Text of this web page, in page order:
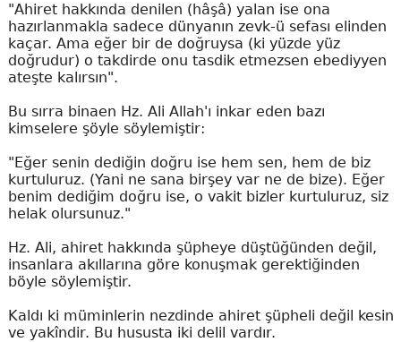
"Ahiret hakkında denilen (hâşâ) yalan ise ona
hazırlanmakla sadece dünyanın zevk-ü sefası elinden
kaçar. Ama eğer bir de doğruysa (ki yüzde yüz
doğrudur) o takdirde onu tasdik etmezsen ebediyyen
ateşte kalırsın".
Bu sırra binaen Hz. Ali Allah'ı inkar eden bazı
kimselere şöyle söylemiştir:
"Eğer senin dediğin doğru ise hem sen, hem de biz
kurtuluruz. (Yani ne sana birşey var ne de bize). Eğer
benim dediğim doğru ise, o vakit bizler kurtuluruz, siz
helak olursunuz."
Hz. Ali, ahiret hakkında şüpheye düştüğünden değil,
insanlara akıllarına göre konuşmak gerektiğinden
böyle söylemiştir.
Kaldı ki müminlerin nezdinde ahiret şüpheli değil kesin
ve yakîndir. Bu hususta iki delil vardır.